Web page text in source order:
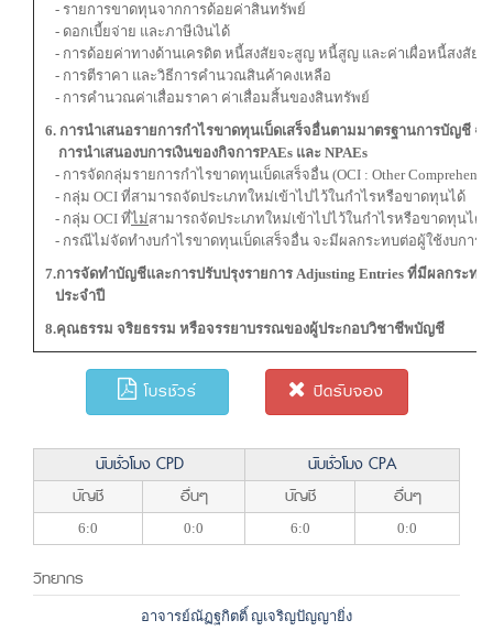
- รายการขาดทุนจากการด้อยค่าสินทรัพย์
- ดอกเบี้ยจ่าย และภาษีเงินได้
- การด้อยค่าทางด้านเครดิต หนี้สงสัยจะสูญ หนี้สูญ และค่าเผื่อหนี้สงสัย
- การตีราคา และวิธีการคำนวณสินค้าคงเหลือ
- การคำนวณค่าเสื่อมราคา ค่าเสื่อมสิ้นของสินทรัพย์
6. การนำเสนอรายการกำไรขาดทุนเบ็ดเสร็จอื่นตามมาตรฐานการบัญชี ฉ
การนำเสนองบการเงินของกิจการPAEs และ NPAEs
- การจัดกลุ่มรายการกำไรขาดทุนเบ็ดเสร็จอื่น (OCI : Other
- กลุ่ม OCI ที่สามารถจัดประเภทใหม่เข้าไปไว้ในกำไรหรือขาดทุนได้
- กลุ่ม OCI ที่ไม่สามารถจัดประเภทใหม่เข้าไปไว้ในกำไรหรือขาดทุนได้
- กรณีไม่จัดทำงบกำไรขาดทุนเบ็ดเสร็จอื่น จะมีผลกระทบต่อผู้ใช้งบการเ
7.การจัดทำบัญชีและการปรับปรุงรายการ Adjusting Entries ที่มีผลกระทบ
ประจำปี
8.คุณธรรม จริยธรรม หรือจรรยาบรรณของผู้ประกอบวิชาชีพบัญชี
โบรชัวร์ ปิดรับจอง
นับชั่วโมง CPD
นับชั่วโมง CPA
บัญชี
อื่นๆ บัญชี อื่นๆ
6:0 0:0 6:0 0:0
วิทยากร
อาจารย์ณัฏฐกิตติ์ ญเจริญปัญญายิ่ง